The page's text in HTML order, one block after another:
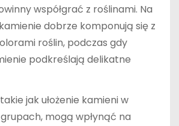
współgrać z roślinami. Na
dobrze komponują się z
roślin, podczas gdy
podkreślają delikatne
jak ułożenie kamieni w
mogą wpłynąć na